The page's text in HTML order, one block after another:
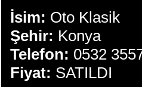
İsim: Oto Klasik
Şehir: Konya
Telefon: 0532
Fiyat: SATILDI